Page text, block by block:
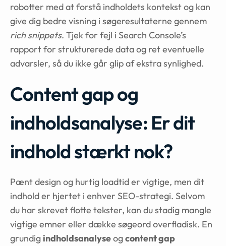
robotter med at forstå indholdets kontekst og kan
give dig bedre visning i søgeresultaterne gennem
rich snippets. Tjek for fejl i Search Console’s
rapport for strukturerede data og ret eventuelle
advarsler, så du ikke går glip af ekstra synlighed.
Content gap og
indholdsanalyse: Er dit
indhold stærkt nok?
Pænt design og hurtig loadtid er vigtige, men dit
indhold er hjertet i enhver SEO-strategi. Selvom
du har skrevet flotte tekster, kan du stadig mangle
vigtige emner eller dække søgeord overfladisk. En
grundig indholdsanalyseogcontent gap